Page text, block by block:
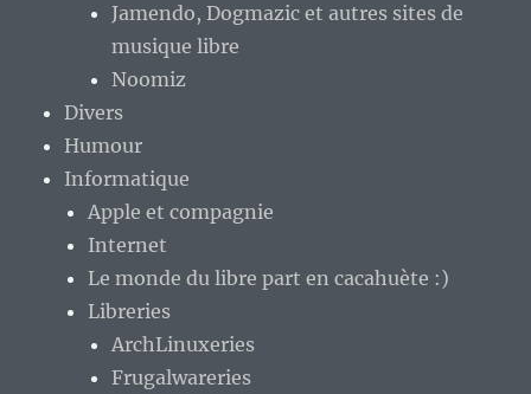
Jamendo, Dogmazic et autres sites de
musique libre
Noomiz
Divers
Humour
Informatique
Apple et compagnie
Internet
Le monde du libre part en cacahuète :)
Libreries
ArchLinuxeries
Frugalwareries